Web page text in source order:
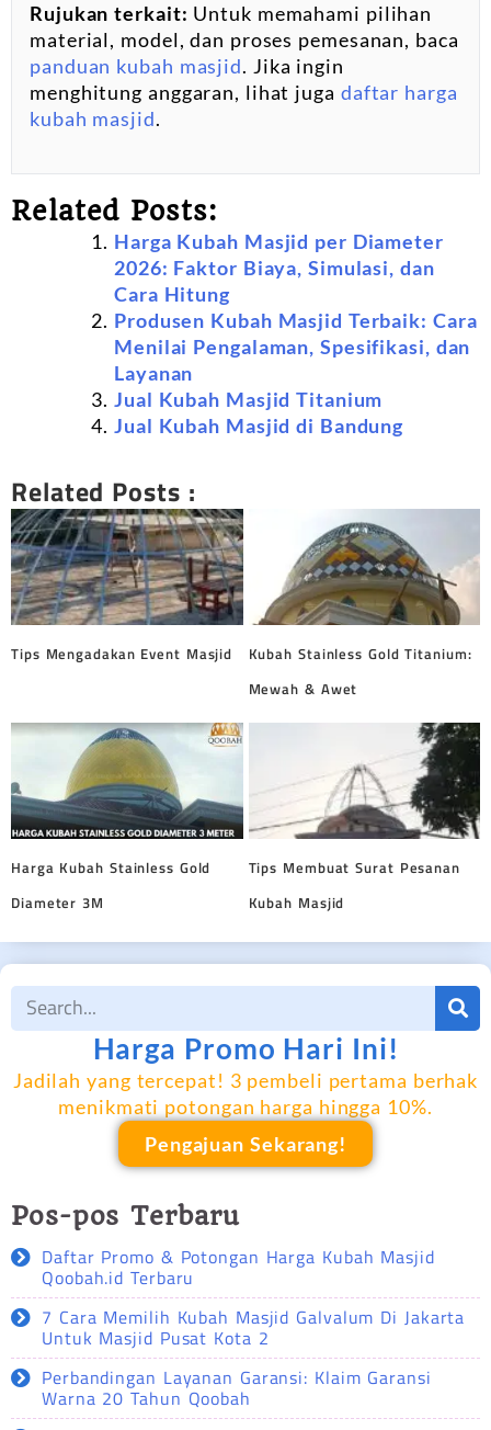
Rujukan terkait: Untuk memahami pilihan
material, model, dan proses pemesanan, baca
panduan kubah masjid. Jika ingin
menghitung anggaran, lihat juga daftar harga
kubah masjid.
Related Posts:
Harga Kubah Masjid per Diameter
2026: Faktor Biaya, Simulasi, dan
Cara Hitung
Produsen Kubah Masjid Terbaik: Cara
Menilai Pengalaman, Spesifikasi, dan
Layanan
Jual Kubah Masjid Titanium
Jual Kubah Masjid di Bandung
Related Posts :
Tips Mengadakan Event Masjid
Kubah Stainless Gold Titanium:
Mewah & Awet
Harga Kubah Stainless Gold
Diameter 3M
Tips Membuat Surat Pesanan
Kubah Masjid
Harga Promo Hari Ini!
Jadilah yang tercepat! 3 pembeli pertama berhak
menikmati potongan harga hingga 10%.
Pengajuan Sekarang!
Pos-pos Terbaru
Daftar Promo & Potongan Harga Kubah Masjid
Qoobah.id Terbaru
7 Cara Memilih Kubah Masjid Galvalum Di Jakarta
Untuk Masjid Pusat Kota 2
Perbandingan Layanan Garansi: Klaim Garansi
Warna 20 Tahun Qoobah